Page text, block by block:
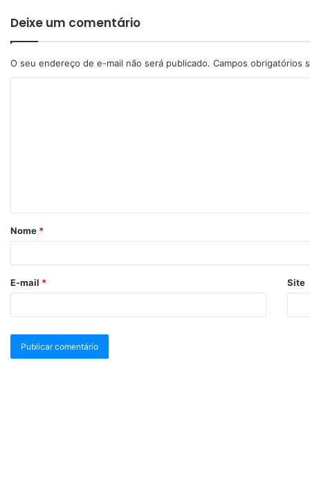
Deixe um comentário
O seu endereço de e-mail não será publicado. Campos obrigatórios
Nome *
E-mail * Site